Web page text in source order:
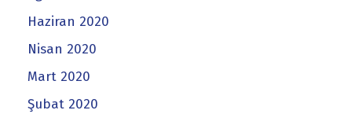
Haziran 2020
Nisan 2020
Mart 2020
Şubat 2020